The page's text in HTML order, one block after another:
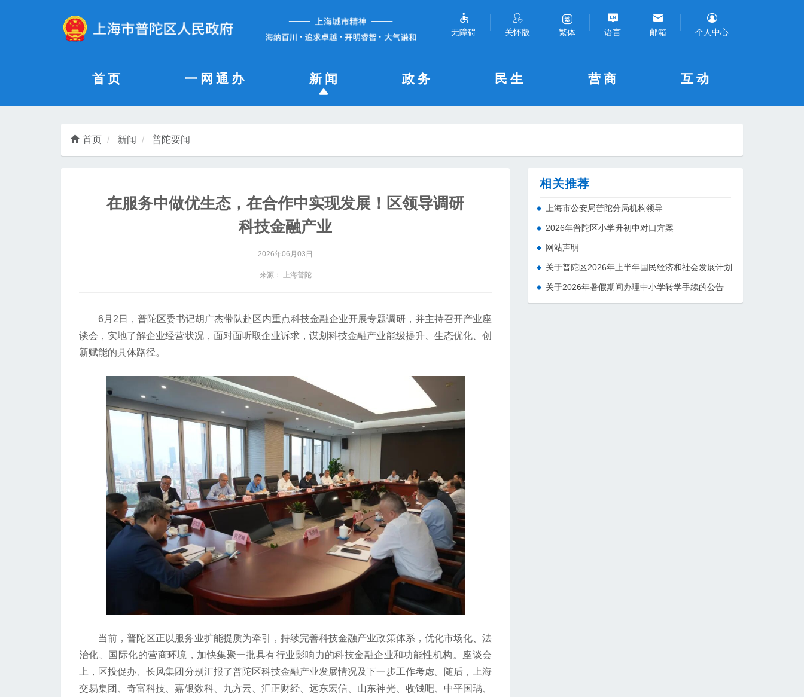
无障碍 关怀版 繁体 语言 邮箱 个人中心
首页 一网通办 新闻 政务 民生 营商 互动
首页 新闻 普陀要闻
在服务中做优生态，在合作中实现发展！区领导调研
科技金融产业
2026年06月03日
来源： 上海普陀
6月2日，普陀区委书记胡广杰带队赴区内重点科技金融企业开展专题调研，并主持召开产业座
谈会，实地了解企业经营状况，面对面听取企业诉求，谋划科技金融产业能级提升、生态优化、创
新赋能的具体路径。
当前，普陀区正以服务业扩能提质为牵引，持续完善科技金融产业政策体系，优化市场化、法
治化、国际化的营商环境，加快集聚一批具有行业影响力的科技金融企业和功能性机构。座谈会
上，区投促办、长风集团分别汇报了普陀区科技金融产业发展情况及下一步工作考虑。随后，上海
交易集团、奇富科技、嘉银数科、九方云、汇正财经、远东宏信、山东神光、收钱吧、中平国瑀、
相关推荐
上海市公安局普陀分局机构领导
2026年普陀区小学升初中对口方案
网站声明
关于2026年暑假期间办理中小学转学手续的公告